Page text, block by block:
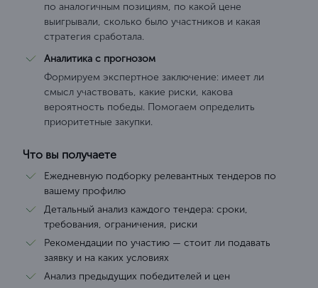
по аналогичным позициям, по какой цене
выигрывали, сколько было участников и какая
стратегия сработала.
Аналитика с прогнозом
Формируем экспертное заключение: имеет ли
смысл участвовать, какие риски, какова
вероятность победы. Помогаем определить
приоритетные закупки.
Что вы получаете
Ежедневную подборку релевантных тендеров по
вашему профилю
Детальный анализ каждого тендера: сроки,
требования, ограничения, риски
Рекомендации по участию — стоит ли подавать
заявку и на каких условиях
Анализ предыдущих победителей и цен